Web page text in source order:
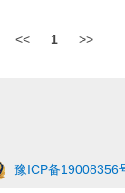
<< 1 >>
豫ICP备19008356